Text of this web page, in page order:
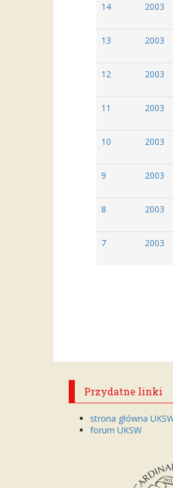
14 2003
13 2003
12 2003
11 2003
10 2003
9 2003
8 2003
7 2003
Przydatne linki
strona główna
forum UKSW